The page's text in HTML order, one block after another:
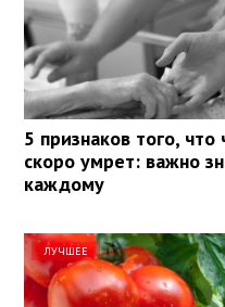
5 признаков того, что
скоро умрет: важно
каждому
ЛУЧШЕЕ